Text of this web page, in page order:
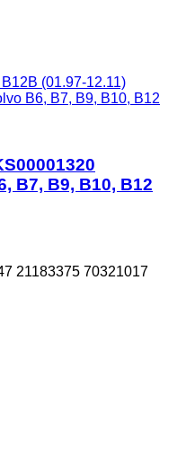
(01.97-12.11)
B6, B7, B9, B10, B12
B7, B9, B10, B12
21183375 70321017